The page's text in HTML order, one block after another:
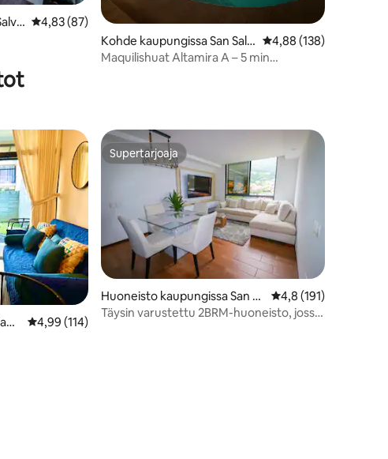
Keskimääräinen arvio 4,83/5, 87 arvostelua
4,83 (87)
Kohde kaupungissa San Salv
ador
Keskimääräinen arvio
4,88 (138)
Maquilishuat Altamira A – 5 min
Keskimääräinen arvio 4,99/5, 114 arvostelua
4,99 (114)
Supertarjoaja
Supertarjoaja
Huoneisto kaupungissa San Sa
lvador
Keskimääräinen
4,8 (191)
Täysin varustettu 2BRM-huoneisto, jossa